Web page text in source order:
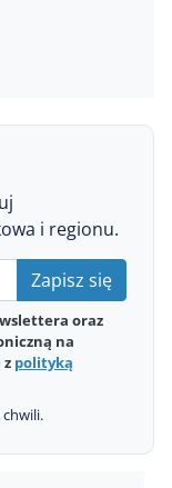
i regionu.
Zapisz się
oraz
na
z polityką
chwili.